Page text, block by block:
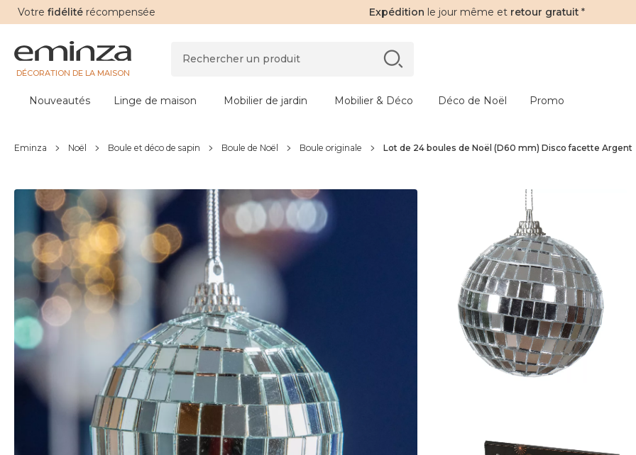
Votre fidélité récompensée Expédition le jour même et retour gratuit *
DÉCORATION DE LA MAISON
Nouveautés Linge de maison Mobilier de jardin Mobilier & Déco Déco de Noël Promo
Eminza Noël Boule et déco de sapin Boule de Noël Boule originale Lot de 24 boules de Noël (D60 mm) Disco facette Argent